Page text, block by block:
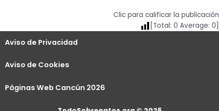
Clic para calificar la publicación
[Total: 0 Average: 0
Aviso de Privacidad
Aviso de Cookies
Páginas Web Cancún 2026